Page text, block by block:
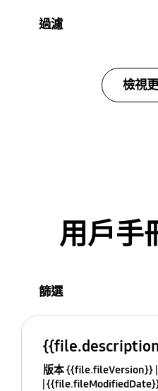
過濾
檢視
用戶手
篩選
版本 {{file.fileVersion}}